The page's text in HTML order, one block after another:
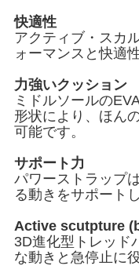
快適性
アクティブ・スカ
ォーマンスと快適
力強いクッション
ミドルソールの
形状により、ほん
可能です。
サポート力
パワーストラップ
る動きをサポートし
Active scutpture
3D進化型トレッド
な動きと急停止に